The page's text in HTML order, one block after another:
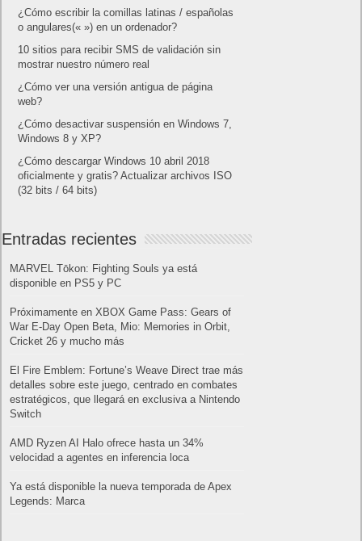
¿Cómo escribir la comillas latinas / españolas
o angulares(« ») en un ordenador?
10 sitios para recibir SMS de validación sin
mostrar nuestro número real
¿Cómo ver una versión antigua de página
web?
¿Cómo desactivar suspensión en Windows 7,
Windows 8 y XP?
¿Cómo descargar Windows 10 abril 2018
oficialmente y gratis? Actualizar archivos ISO
(32 bits / 64 bits)
Entradas recientes
MARVEL Tōkon: Fighting Souls ya está
disponible en PS5 y PC
Próximamente en XBOX Game Pass: Gears of
War E-Day Open Beta, Mio: Memories in Orbit,
Cricket 26 y mucho más
El Fire Emblem: Fortune’s Weave Direct trae más
detalles sobre este juego, centrado en combates
estratégicos, que llegará en exclusiva a Nintendo
Switch
AMD Ryzen AI Halo ofrece hasta un 34%
velocidad a agentes en inferencia loca
Ya está disponible la nueva temporada de Apex
Legends: Marca